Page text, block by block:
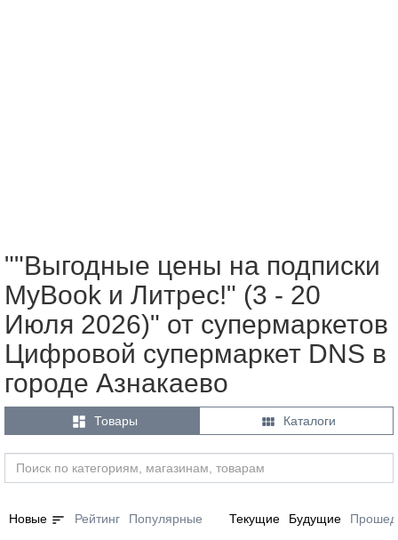
""Выгодные цены на подписки
MyBook и Литрес!" (3 - 20
Июля 2026)" от супермаркетов
Цифровой супермаркет DNS в
городе Азнакаево
 Товары  Каталоги
Новые sort Рейтинг Популярные Текущие Будущие